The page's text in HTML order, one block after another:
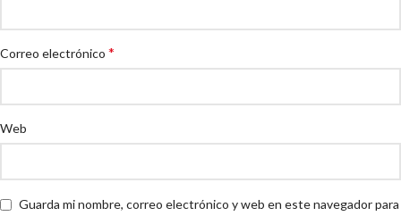
Correo electrónico *
Web
Guarda mi nombre, correo electrónico y web en este navegador para